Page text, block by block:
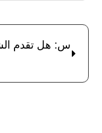
س: هل تقدم